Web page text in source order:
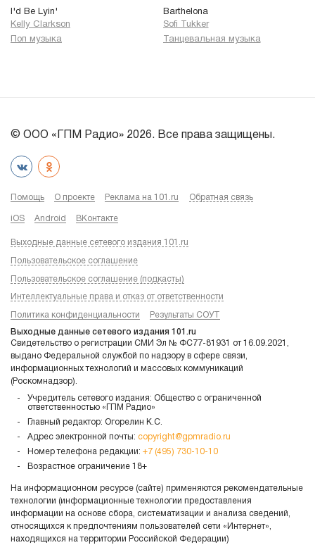
I'd Be Lyin'
Kelly Clarkson
Поп музыка
Barthelona
Sofi Tukker
Танцевальная музыка
© ООО «ГПМ Радио» 2026. Все права защищены.
Помощь О проекте Реклама на 101.ru Обратная связь
iOS Android ВКонтакте
Выходные данные сетевого издания 101.ru
Пользовательское соглашение
Пользовательское соглашение (подкасты)
Интеллектуальные права и отказ от ответственности
Политика конфиденциальности Результаты СОУТ
Выходные данные сетевого издания 101.ru
Свидетельство о регистрации СМИ Эл № ФС77-81931 от 16.09.2021,
выдано Федеральной службой по надзору в сфере связи,
информационных технологий и массовых коммуникаций
(Роскомнадзор).
Учредитель сетевого издания: Общество с ограниченной
ответственностью «ГПМ Радио»
Главный редактор: Огорелин К.С.
Адрес электронной почты: copyright@gpmradio.ru
Номер телефона редакции: +7 (495) 730-10-10
Возрастное ограничение 18+
На информационном ресурсе (сайте) применяются рекомендательные
технологии (информационные технологии предоставления
информации на основе сбора, систематизации и анализа сведений,
относящихся к предпочтениям пользователей сети «Интернет»,
находящихся на территории Российской Федерации)